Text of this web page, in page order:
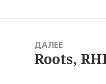
ДАЛЕЕ
Следующая
Roots,